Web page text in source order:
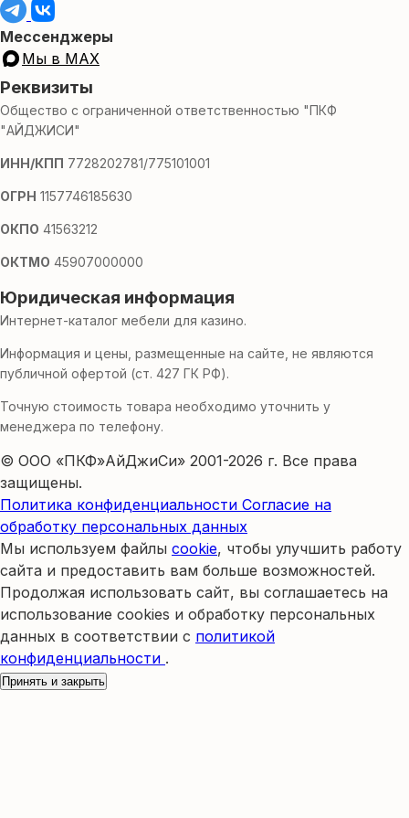
Мессенджеры
Мы в MAX
Реквизиты
Общество с ограниченной ответственностью "ПКФ
"АЙДЖИСИ"
ИНН/КПП 7728202781/775101001
ОГРН 1157746185630
ОКПО 41563212
ОКТМО 45907000000
Юридическая информация
Интернет-каталог мебели для казино.
Информация и цены, размещенные на сайте, не являются
публичной офертой (ст. 427 ГК РФ).
Точную стоимость товара необходимо уточнить у
менеджера по телефону.
© ООО «ПКФ»АйДжиСи» 2001-2026 г. Все права
защищены.
Политика конфиденциальности Согласие на
обработку персональных данных
Мы используем файлы cookie, чтобы улучшить работу
сайта и предоставить вам больше возможностей.
Продолжая использовать сайт, вы соглашаетесь на
использование cookies и обработку персональных
данных в соответствии с политикой
конфиденциальности .
Принять и закрыть